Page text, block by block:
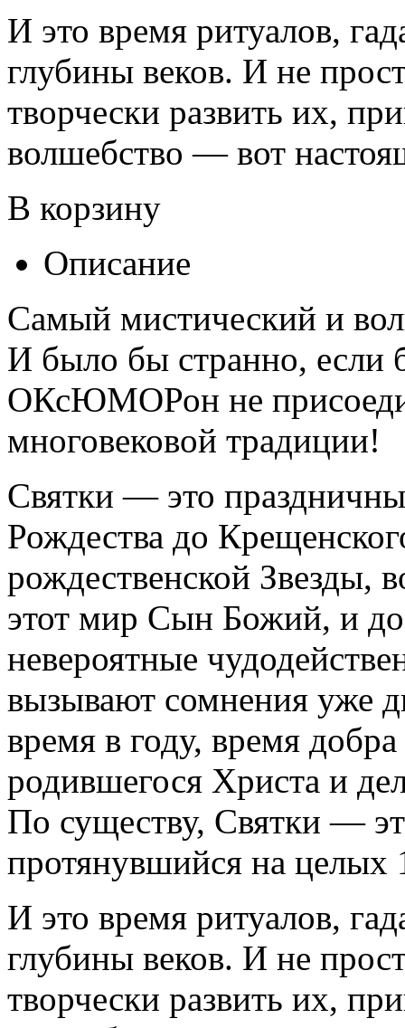
И это время ритуалов,
глубины веков. И не
творчески развить их,
волшебство — вот
В корзину
Описание
Самый мистический и
И было бы странно, если
ОКсЮМОРон не
многовековой традиции!
Святки — это
Рождества до
рождественской Звезды,
этот мир Сын Божий, и
невероятные
вызывают сомнения уже
время в году, время
родившегося Христа и
По существу, Святки —
протянувшийся на целых
И это время ритуалов,
глубины веков. И не
творчески развить их,